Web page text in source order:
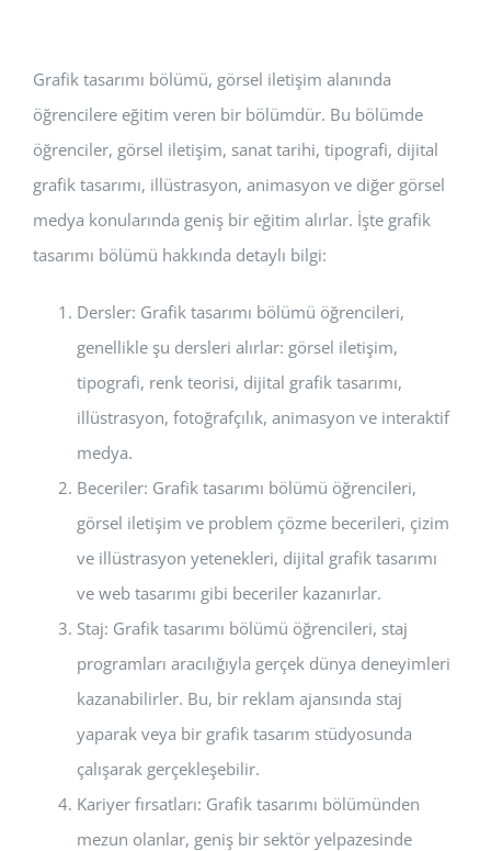
Grafik tasarımı bölümü, görsel iletişim alanında
öğrencilere eğitim veren bir bölümdür. Bu bölümde
öğrenciler, görsel iletişim, sanat tarihi, tipografi, dijital
grafik tasarımı, illüstrasyon, animasyon ve diğer görsel
medya konularında geniş bir eğitim alırlar. İşte grafik
tasarımı bölümü hakkında detaylı bilgi:
Dersler: Grafik tasarımı bölümü öğrencileri,
genellikle şu dersleri alırlar: görsel iletişim,
tipografi, renk teorisi, dijital grafik tasarımı,
illüstrasyon, fotoğrafçılık, animasyon ve interaktif
medya.
Beceriler: Grafik tasarımı bölümü öğrencileri,
görsel iletişim ve problem çözme becerileri, çizim
ve illüstrasyon yetenekleri, dijital grafik tasarımı
ve web tasarımı gibi beceriler kazanırlar.
Staj: Grafik tasarımı bölümü öğrencileri, staj
programları aracılığıyla gerçek dünya deneyimleri
kazanabilirler. Bu, bir reklam ajansında staj
yaparak veya bir grafik tasarım stüdyosunda
çalışarak gerçekleşebilir.
Kariyer fırsatları: Grafik tasarımı bölümünden
mezun olanlar, geniş bir sektör yelpazesinde